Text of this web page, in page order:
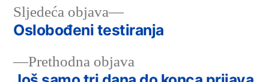
Navigacija
objava
Prethodna objavaPrethodna
Sljedeća objava
Sljedeća
objava:
Oslobođeni testiranja